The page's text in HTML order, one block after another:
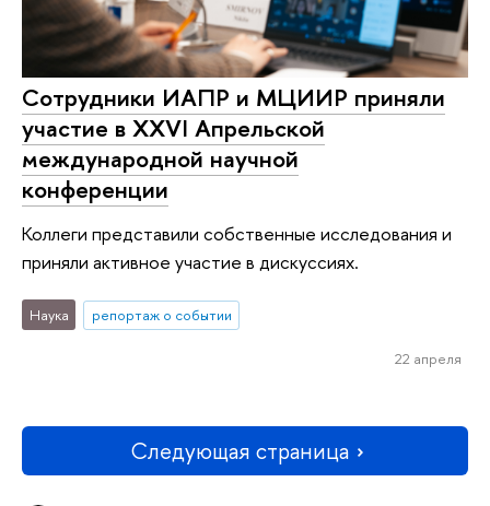
Сотрудники ИАПР и МЦИИР приняли
участие в XXVI Апрельской
международной научной
конференции
Коллеги представили собственные исследования и
приняли активное участие в дискуссиях.
Наука репортаж о событии
22 апреля
Следующая страница